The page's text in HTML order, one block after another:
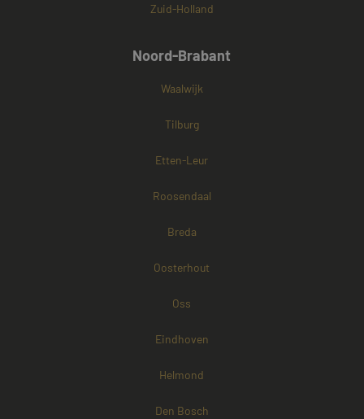
Zuid-Holland
Noord-Brabant
Waalwijk
Tilburg
Etten-Leur
Roosendaal
Breda
Oosterhout
Oss
Eindhoven
Helmond
Den Bosch